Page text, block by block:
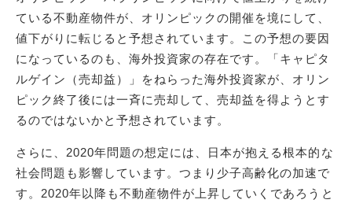
ている不動産物件が、オリンピックの開催を境にして、
値下がりに転じると予想されています。この予想の要因
になっているのも、海外投資家の存在です。「キャピタ
ルゲイン（売却益）」をねらった海外投資家が、オリン
ピック終了後には一斉に売却して、売却益を得ようとす
るのではないかと予想されています。
さらに、2020年問題の想定には、日本が抱える根本的な
社会問題も影響しています。つまり少子高齢化の加速で
す。2020年以降も不動産物件が上昇していくであろうと